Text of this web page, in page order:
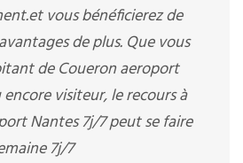
vous bénéficierez de
de plus. Que vous
de Coueron aeroport
visiteur, le recours à
Nantes 7j/7 peut se faire
7j/7